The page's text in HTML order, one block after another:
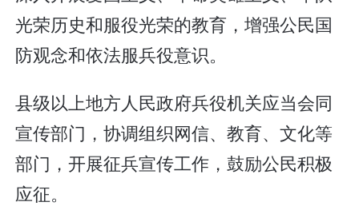
光荣历史和服役光荣的教育，增强公民国
防观念和依法服兵役意识。
县级以上地方人民政府兵役机关应当会同
宣传部门，协调组织网信、教育、文化等
部门，开展征兵宣传工作，鼓励公民积极
应征。